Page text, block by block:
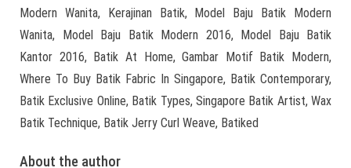
Modern Wanita, Kerajinan Batik, Model Baju Batik Modern
Wanita, Model Baju Batik Modern 2016, Model Baju Batik
Kantor 2016, Batik At Home, Gambar Motif Batik Modern,
Where To Buy Batik Fabric In Singapore, Batik Contemporary,
Batik Exclusive Online, Batik Types, Singapore Batik Artist, Wax
Batik Technique, Batik Jerry Curl Weave, Batiked
About the author